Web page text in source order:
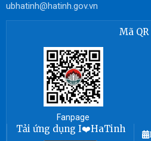
ubhatinh@hatinh.gov.vn
Mã QR
Fanpage
Tải ứng dụng I❤️HaTinh